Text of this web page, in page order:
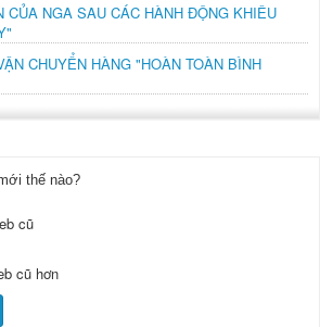
CỦA NGA SAU CÁC HÀNH ĐỘNG KHIÊU
CHUYỂN HÀNG "HOÀN TOÀN BÌNH
thế nào?
cũ
cũ hơn